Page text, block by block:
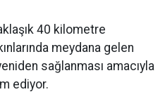
40 kilometre
meydana gelen
sağlanması amacıyla
ediyor.